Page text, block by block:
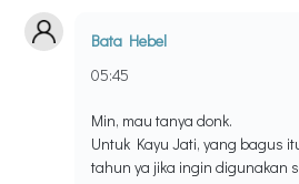
Bata Hebel
05:45
Min, mau tanya donk.
Untuk Kayu Jati, yang bagus
tahun ya jika ingin digunakan